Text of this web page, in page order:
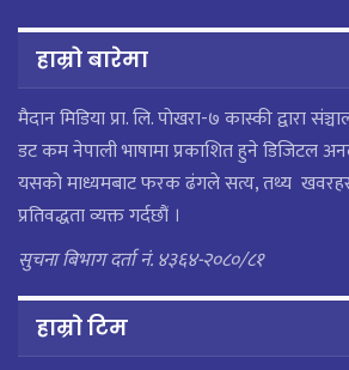
हाम्रो बारेमा
मैदान मिडिया प्रा. लि. पाेखरा-७ कास्की द्वारा
डट कम नेपाली भाषामा प्रकाशित हुने डिजिटल
यसको माध्यमबाट फरक ढंगले सत्य, तथ्य
प्रतिवद्धता व्यक्त गर्दछौं ।
सुचना बिभाग दर्ता नं. ४३६४-२०८०/८१
हाम्राे टिम